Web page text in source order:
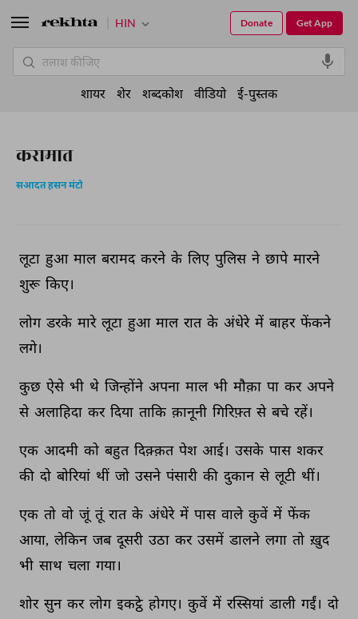
करामात
सआदत हसन मंटो
लूटा हुआ माल बरामद करने के लिए पुलिस ने छापे मारने
शुरू किए।
लोग डरके मारे लूटा हुआ माल रात के अंधेरे में बाहर फेंकने
लगे।
कुछ ऐसे भी थे जिन्होंने अपना माल भी मौक़ा पा कर अपने
से अलाहिदा कर दिया ताकि क़ानूनी गिरिफ़्त से बचे रहें।
एक आदमी को बहुत दिक़्क़त पेश आई। उसके पास शकर
की दो बोरियां थीं जो उसने पंसारी की दुकान से लूटी थीं।
एक तो वो जूं तूं रात के अंधेरे में पास वाले कुवें में फेंक
आया, लेकिन जब दूसरी उठा कर उसमें डालने लगा तो ख़ुद
भी साथ चला गया।
शोर सुन कर लोग इकट्ठे होगए। कुवें में रस्सियां डाली गईं। दो
HIN Get App
Donate
शायर शेर शब्दकोश वीडियो ई-पुस्तक